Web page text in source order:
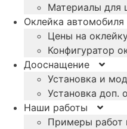
Материалы для
Оклейка автомобиля
Цены на
Конфигуратор
Дооснащение
Установка и
Установка доп.
Наши работы
Примеры работ